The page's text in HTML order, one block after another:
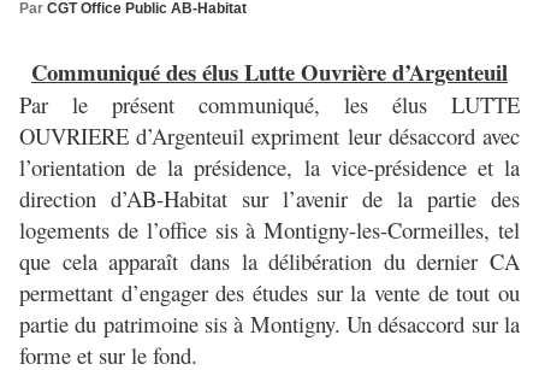
Par CGT Office Public AB-Habitat
Communiqué des élus Lutte Ouvrière d’Argenteuil
Par le présent communiqué, les élus LUTTE
OUVRIERE d’Argenteuil expriment leur désaccord avec
l’orientation de la présidence, la vice-présidence et la
direction d’AB-Habitat sur l’avenir de la partie des
logements de l’office sis à Montigny-les-Cormeilles, tel
que cela apparaît dans la délibération du dernier CA
permettant d’engager des études sur la vente de tout ou
partie du patrimoine sis à Montigny. Un désaccord sur la
forme et sur le fond.